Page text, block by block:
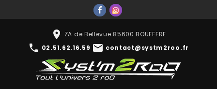
place ZA de Bellevue 85600 BOUFFERE
phone 02.51.62.16.59 mail contact@systm2roo.fr